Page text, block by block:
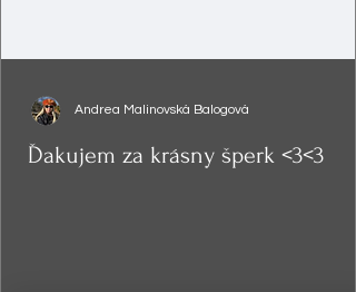
Ďakujem za krásny šperk <3<3
Andrea Malinovská Balogová